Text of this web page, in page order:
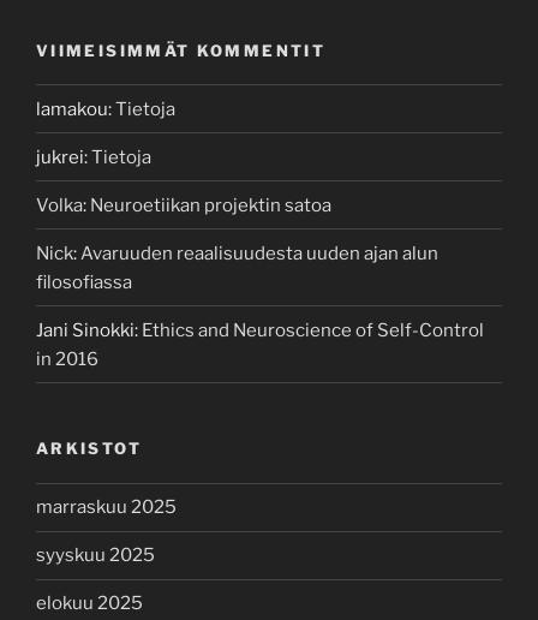
VIIMEISIMMÄT KOMMENTIT
lamakou:Tietoja
jukrei:Tietoja
Volka: Neuroetiikan projektin satoa
Nick:Avaruuden reaalisuudesta uuden ajan alun
filosofiassa
Jani Sinokki: Ethics and Neuroscience of Self-Control
in 2016
ARKISTOT
marraskuu 2025
syyskuu 2025
elokuu 2025